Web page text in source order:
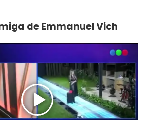
de Emmanuel Vich